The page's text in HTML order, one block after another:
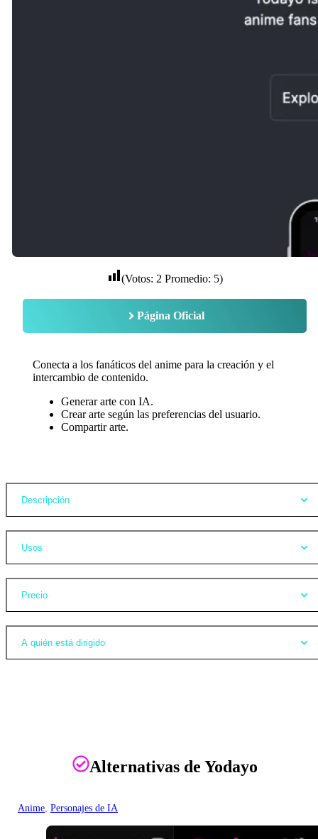
(Votos: 2 Promedio: 5)
Página Oficial
Conecta a los fanáticos del anime para la creación y el
intercambio de contenido.
Generar arte con IA.
Crear arte según las preferencias del usuario.
Compartir arte.
Descripción
Usos
Precio
A quién está dirigido
Alternativas de Yodayo
Anime, Personajes de IA